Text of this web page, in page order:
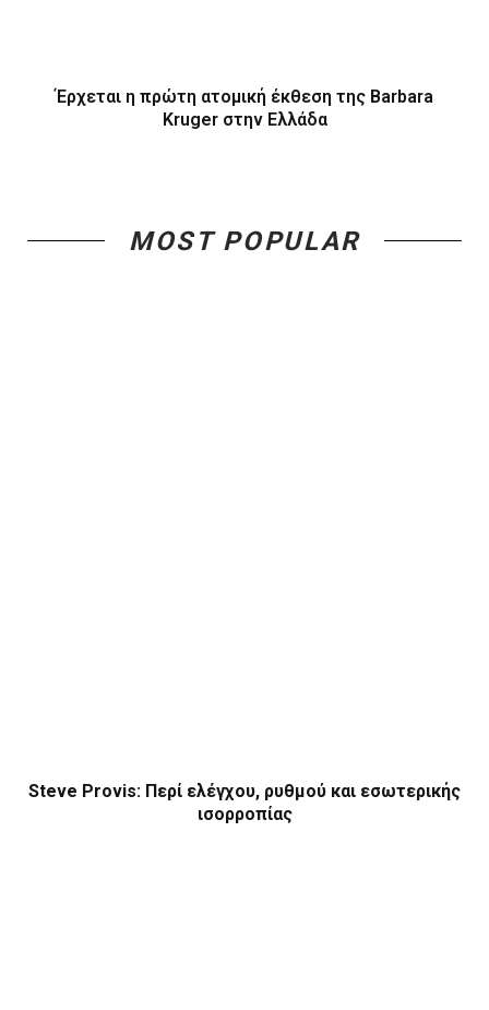
Έρχεται η πρώτη ατομική έκθεση της Barbara
Kruger στην Ελλάδα
MOST POPULAR
Steve Provis: Περί ελέγχου, ρυθμού και εσωτερικής
ισορροπίας